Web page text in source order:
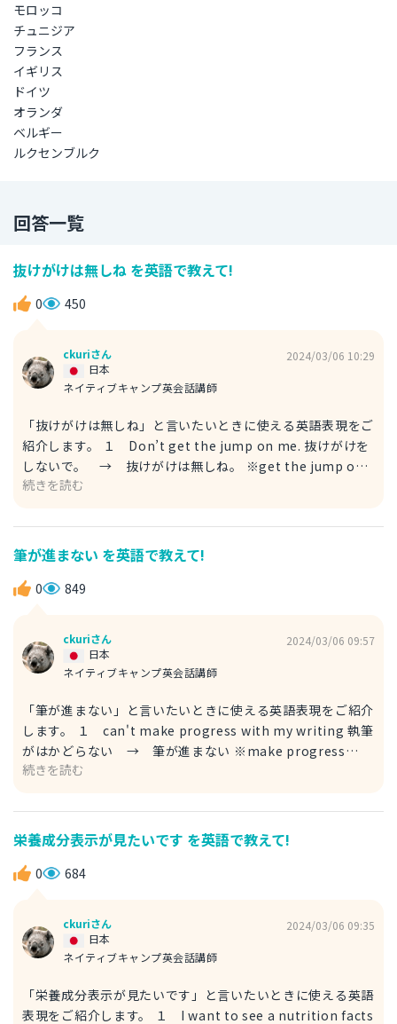
モロッコ
チュニジア
フランス
イギリス
ドイツ
オランダ
ベルギー
ルクセンブルク
回答一覧
抜けがけは無しね を英語で教えて!
0 450
ckuriさん
ネイティブキャンプ英会話講師
日本
2024/03/06 10:29
「抜けがけは無しね」と言いたいときに使える英語表現をご
紹介します。 １ Don’t get the jump on me. 抜けがけを
しないで。 → 抜けがけは無しね。 ※get the jump on
は、「（ライバルなど）より先に行動を起こして優位に立
the jump on me. Don’t go out alone, OK? 抜けがけは無
しね。２人きりで出かけるとか無しね、いい？ ※aloneは、
ここでは「２人きりで」という意味です。 ２ Don’t steal
a march on me. 抜けがけをしないで。 → 抜けがけは無
a march on me. We are close friends, right? 抜けがけは
無しね。私たち、親友でしょう？ ３ Don’t be sneaky. こ
※sneakyは、「コソコソする」「卑劣な」という意味で
す。 例文 I heard that you went out with him last
Sunday. Don’t be sneaky. 先週の日曜に彼と出かけたって
聞いたよ。抜けがけは無しだよ。
続きを読む
筆が進まない を英語で教えて!
0 849
ckuriさん
ネイティブキャンプ英会話講師
日本
2024/03/06 09:57
「筆が進まない」と言いたいときに使える英語表現をご紹介
します。 １ can't make progress with my writing 執筆
がはかどらない → 筆が進まない ※make progress
withは「～がはかどる」、writingは「執筆、書くこと」と
writing due to overthinking. 私は、考えすぎで筆がすす
まない。 ※due toは「～のせいで」、overthinkingは「考
えすぎ」という意味です。 ２ have a hard time writing
書くのに苦労する → 筆が進まない ※have a hard time
ことがよくあるのです。 ３ can’t write smoothly すらす
らと書けない → 筆が進まない ※smoothlyは「すらすら
the report next week, but I can’t write smoothly. 来週
レポートを提出しなければならないのに、筆が進まない。
続きを読む
栄養成分表示が見たいです を英語で教えて!
0 684
ckuriさん
ネイティブキャンプ英会話講師
日本
2024/03/06 09:35
「栄養成分表示が見たいです」と言いたいときに使える英語
表現をご紹介します。 １ I want to see a nutrition facts